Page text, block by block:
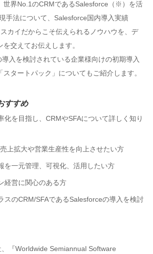
世界No.1のCRMであるSalesforce（※）を活
手法について、Salesforce国内導入実績
カイだからこそ伝えられるノウハウを、デ
交えてお伝えします。
入を検討されている企業様向けの初期導入
タートパック」についてもご紹介します。
すすめ
化を目指し、CRMやSFAについて詳しく知り
上拡大や営業生産性を向上させたい方
を一元管理、可視化、活用したい方
経営に関心のある方
スのCRM/SFAであるSalesforceの導入を検討
『Worldwide Semiannual Software